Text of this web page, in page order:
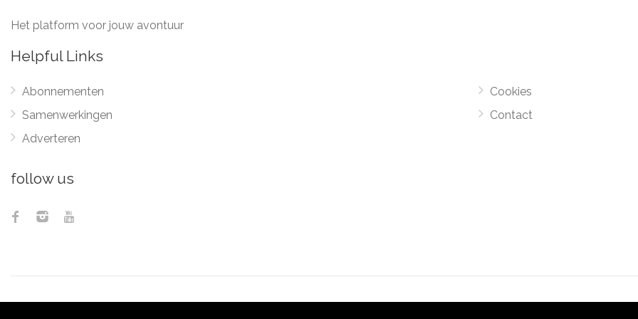
Het platform voor jouw avontuur
Helpful Links
Abonnementen
Samenwerkingen
Adverteren
Cookies
Contact
follow us